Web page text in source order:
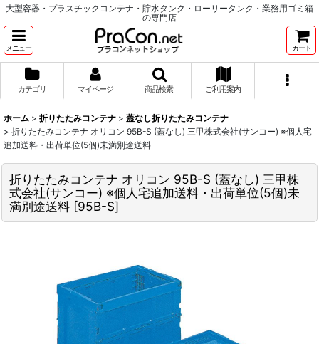
大型容器・プラスチックコンテナ・貯水タンク・ローリータンク・業務用ゴミ箱
の専門店
メニュー カート
カテゴリ マイページ 商品検索 ご利用案内
ホーム > 折りたたみコンテナ > 蓋なし折りたたみコンテナ
> 折りたたみコンテナ オリコン 95B-S (蓋なし) 三甲株式会社(サンコー) ※個人宅
追加送料・出荷単位(5個)未満別途送料
折りたたみコンテナ オリコン 95B-S (蓋なし) 三甲株
式会社(サンコー) ※個人宅追加送料・出荷単位(5個)未
満別途送料 [95B-S]